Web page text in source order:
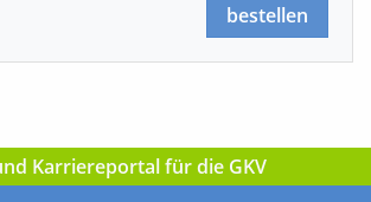
bestellen
Karriereportal für die GKV